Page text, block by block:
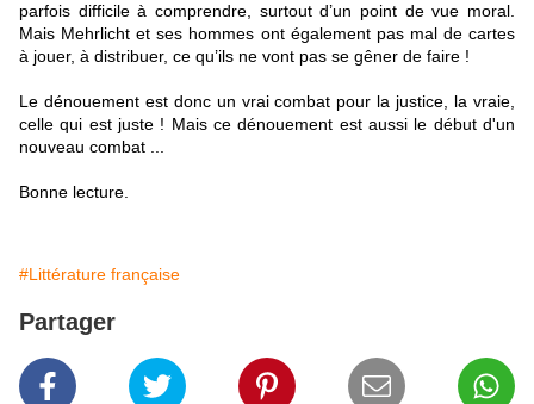
parfois difficile à comprendre, surtout d’un point de vue moral.
Mais Mehrlicht et ses hommes ont également pas mal de cartes
à jouer, à distribuer, ce qu’ils ne vont pas se gêner de faire !
Le dénouement est donc un vrai combat pour la justice, la vraie,
celle qui est juste ! Mais ce dénouement est aussi le début d'un
nouveau combat ...
Bonne lecture.
#Littérature française
Partager